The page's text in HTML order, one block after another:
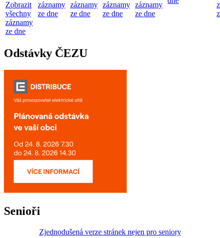
Zobrazit
všechny
záznamy
ze dne
záznamy
ze dne
záznamy
ze dne
záznamy
ze dne
záznamy
ze dne
Odstávky ČEZU
Senioři
Zjednodušená verze stránek nejen pro seniory